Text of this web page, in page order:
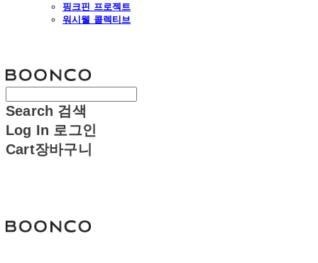
핑크핀 프로젝트
워시웰 콜렉티브
Search 검색
Log In 로그인
Cart장바구니